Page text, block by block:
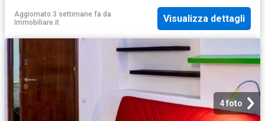
Aggiornato 3 settimane fa da
Immobiliare.it
Visualizza dettagli
4 foto